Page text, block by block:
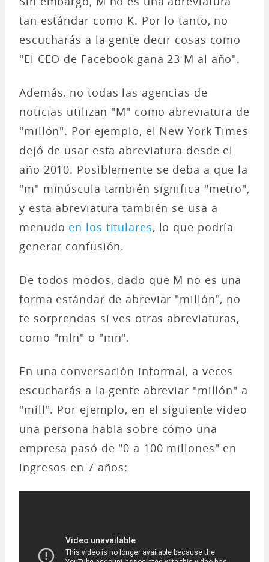
tan estándar como K. Por lo tanto, no
escucharás a la gente decir cosas como
"El CEO de Facebook gana 23 M al año".
Además, no todas las agencias de
noticias utilizan "M" como abreviatura de
"millón". Por ejemplo, el New York Times
dejó de usar esta abreviatura desde el
año 2010. Posiblemente se deba a que la
"m" minúscula también significa "metro",
y esta abreviatura también se usa a
menudo en los titulares, lo que podría
generar confusión.
De todos modos, dado que M no es una
forma estándar de abreviar "millón", no
te sorprendas si ves otras abreviaturas,
como "mln" o "mn".
En una conversación informal, a veces
escucharás a la gente abreviar "millón" a
"mill". Por ejemplo, en el siguiente video
una persona habla sobre cómo una
empresa pasó de "0 a 100 millones" en
ingresos en 7 años: